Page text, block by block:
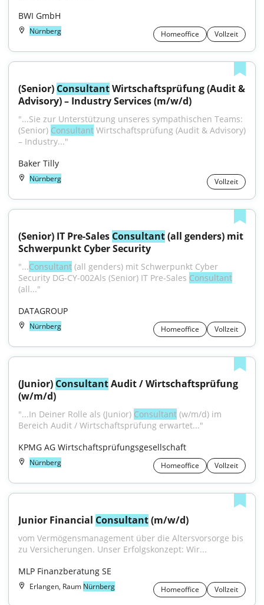
BWI GmbH
Nürnberg Homeoffice Vollzeit
(Senior) Consultant Wirtschaftsprüfung (Audit &
Advisory) – Industry Services (m/w/d)
"...Sie zur Unterstützung unseres sympathischen Teams:
(Senior) Consultant Wirtschaftsprüfung (Audit & Advisory)
– Industry..."
Baker Tilly
Nürnberg Vollzeit
(Senior) IT Pre-Sales Consultant (all genders) mit
Schwerpunkt Cyber Security
"...Consultant (all genders) mit Schwerpunkt Cyber
Security DG-CY-002Als (Senior) IT Pre-Sales Consultant
(all..."
DATAGROUP
Nürnberg Homeoffice Vollzeit
(Junior) Consultant Audit / Wirtschaftsprüfung
(w/m/d)
"...In Deiner Rolle als (Junior) Consultant (w/m/d) im
Bereich Audit / Wirtschaftsprüfung erwartet..."
KPMG AG Wirtschaftsprüfungsgesellschaft
Nürnberg Homeoffice Vollzeit
Junior Financial Consultant (m/w/d)
vom Vermögensmanagement über die Altersvorsorge bis
zu Versicherungen. Unser Erfolgskonzept: Wir...
MLP Finanzberatung SE
Erlangen, Raum Nürnberg Homeoffice Vollzeit